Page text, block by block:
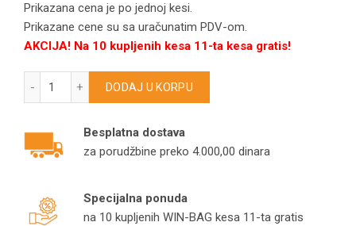
Prikazana cena je po jednoj kesi.
Prikazane cene su sa uračunatim PDV-om.
AKCIJA! Na 10 kupljenih kesa 11-ta kesa gratis!
TASKI kese za usisivače Vento 8 model T550 količina
DODAJ U KORPU
Besplatna dostava
za porudžbine preko 4.000,00 dinara
Specijalna ponuda
na 10 kupljenih WIN-BAG kesa 11-ta gratis